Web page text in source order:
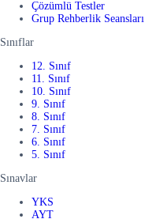
Çözümlü Testler
Grup Rehberlik Seansları
Sınıflar
12. Sınıf
11. Sınıf
10. Sınıf
9. Sınıf
8. Sınıf
7. Sınıf
6. Sınıf
5. Sınıf
Sınavlar
YKS
AYT